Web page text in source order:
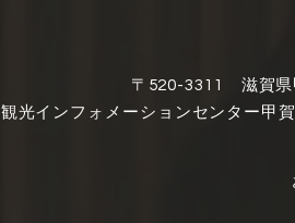
〒520-3311 滋賀県
観光インフォメーションセンター甲